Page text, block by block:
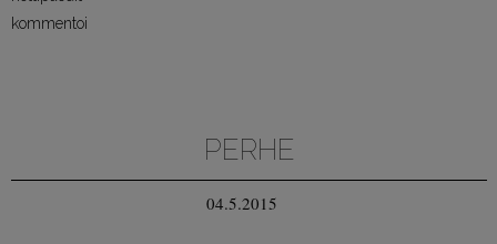
kommentoi
PERHE
04.5.2015